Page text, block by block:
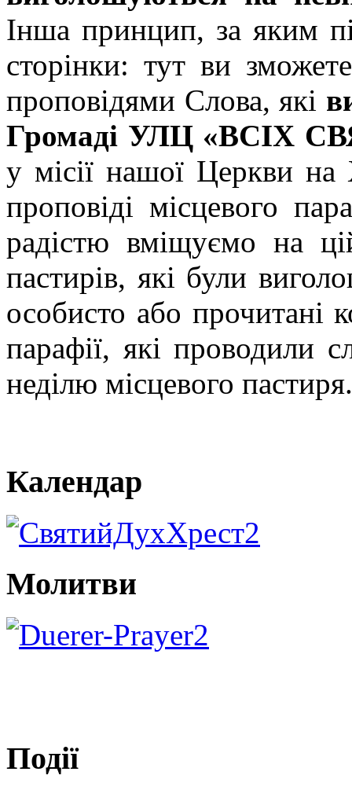
Інша принцип, за яким
сторінки: тут ви
проповідями Слова, які
Громаді УЛЦ «ВСІХ
у місії нашої Церкви на
проповіді місцевого
радістю вміщуємо на
пастирів, які були
особисто або прочитані
парафії, які проводили
неділю місцевого пастиря.
Календар
Молитви
Події